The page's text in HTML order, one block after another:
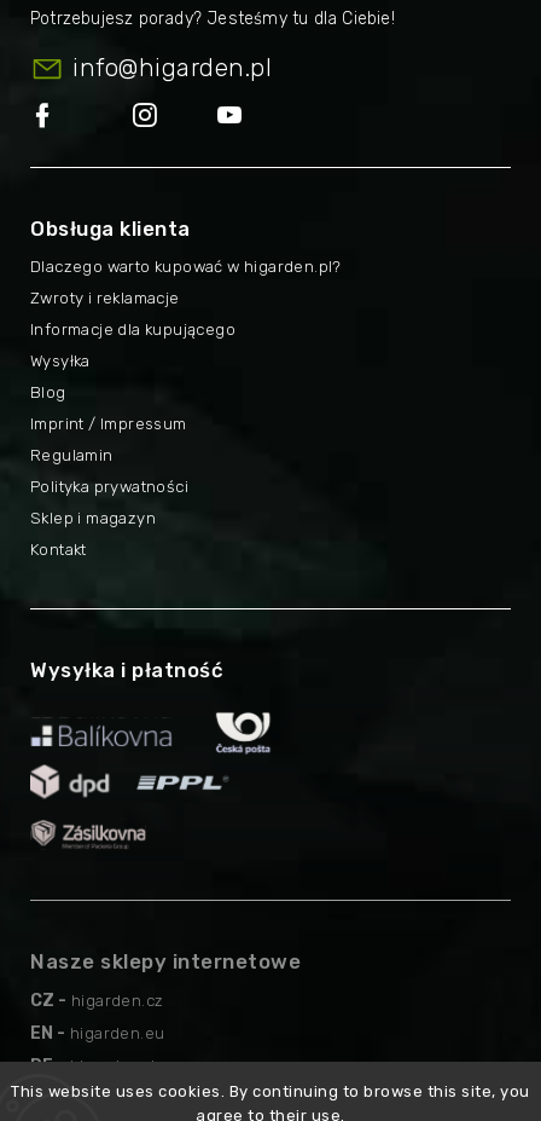
This website uses cookies. By continuing to browse this site, you
agree to their use.
info@higarden.pl
Obsługa klienta
Dlaczego warto kupować w higarden.pl?
Imprint / Impressum
Zwroty i reklamacje
Regulamin
Informacje dla kupującego
Polityka prywatności
Wysyłka
Sklep i magazyn
Blog
Kontakt
Wysyłka i płatność
Nasze sklepy internetowe
CZ - higarden.cz
EN - higarden.eu
DE - higarden.de
AT - higarden.at